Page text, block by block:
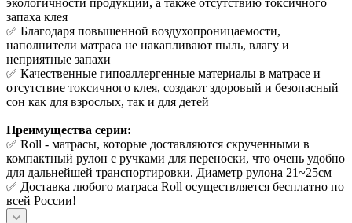
запаха клея
✅ Благодаря повышенной воздухопроницаемости,
наполнители матраса не накапливают пыль, влагу и
неприятные запахи
✅ Качественные гипоаллергенные материалы в матрасе и
отсутствие токсичного клея, создают здоровый и безопасный
сон как для взрослых, так и для детей
Преимущества серии:
✅ Roll - матрасы, которые доставляются скрученными в
компактный рулон с ручками для переноски, что очень удобно
для дальнейшей транспортировки. Диаметр рулона 21~25см
✅ Доставка любого матраса Roll осуществляется бесплатно по
всей России!